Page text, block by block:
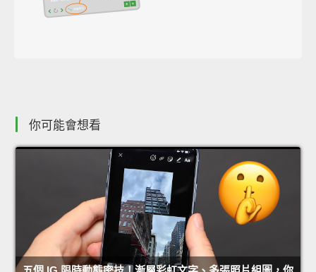
你可能會想看